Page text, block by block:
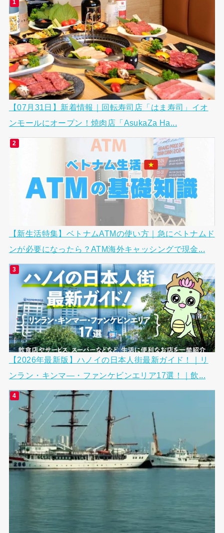
【07月31日】新着情報｜回転寿司店「はま寿司」イオ
ンモールにオープン！焼肉店「AsukaZa Ha...
【新生活特集】ベトナムATMの使い方｜急にベトナムド
ンが必要になったら？ATM海外キャッシングで現金...
【2026年最新版】ハノイの日本人街最新ガイド！｜リ
ンラン・キンマ―・ファンケビンエリア17選！｜飲...